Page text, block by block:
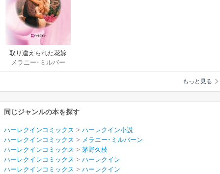
取り違えられた花嫁
メラニー･ミルバー
ン/茅野久枝
もっと見る
同じジャンルの本を探す
ハーレクインコミックス > ハーレクイン小説
ハーレクインコミックス > メラニー･ミルバーン
ハーレクインコミックス > 茅野久枝
ハーレクインコミックス > ハーレクイン
ハーレクインコミックス > ハーレクイン